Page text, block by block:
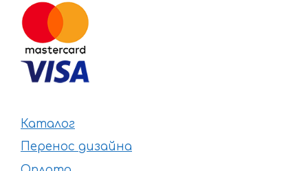
Каталог
Перенос дизайна